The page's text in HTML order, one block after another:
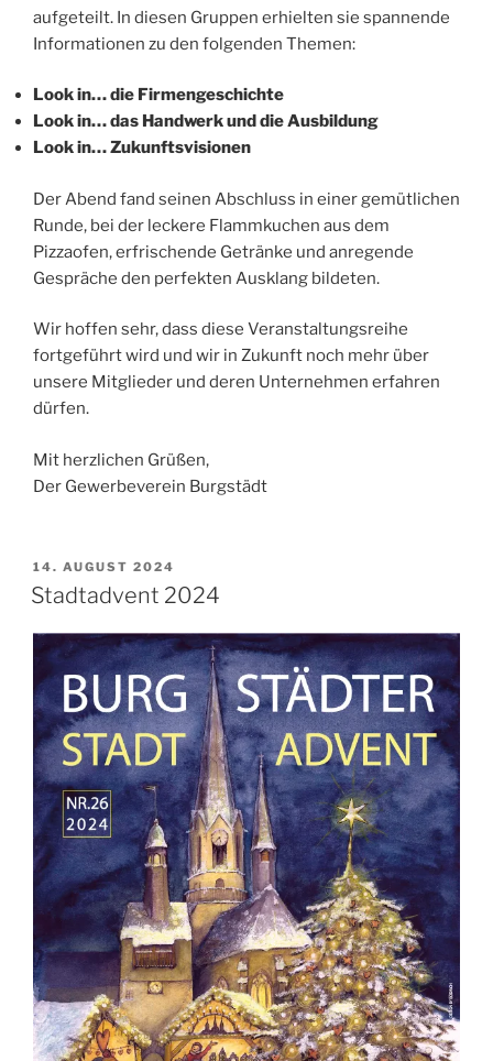
aufgeteilt. In diesen Gruppen erhielten sie spannende
Informationen zu den folgenden Themen:
Look in… die Firmengeschichte
Look in… das Handwerk und die Ausbildung
Look in… Zukunftsvisionen
Der Abend fand seinen Abschluss in einer gemütlichen
Runde, bei der leckere Flammkuchen aus dem
Pizzaofen, erfrischende Getränke und anregende
Gespräche den perfekten Ausklang bildeten.
Wir hoffen sehr, dass diese Veranstaltungsreihe
fortgeführt wird und wir in Zukunft noch mehr über
unsere Mitglieder und deren Unternehmen erfahren
dürfen.
Mit herzlichen Grüßen,
Der Gewerbeverein Burgstädt
VERÖFFENTLICHT
AM
14. AUGUST 2024
Stadtadvent 2024